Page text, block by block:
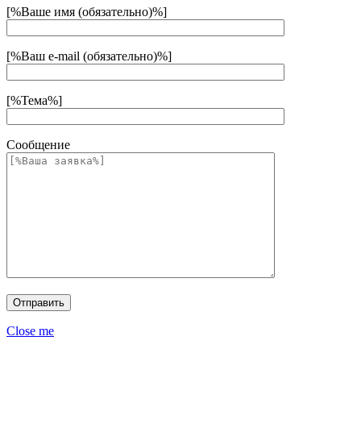
[%Ваше имя (обязательно)%]
[%Ваш e-mail (обязательно)%]
[%Тема%]
Сообщение
Close me